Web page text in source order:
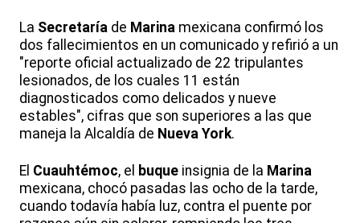
La Secretaría de Marina mexicana confirmó los
dos fallecimientos en un comunicado y refirió a un
"reporte oficial actualizado de 22 tripulantes
lesionados, de los cuales 11 están
diagnosticados como delicados y nueve
estables", cifras que son superiores a las que
maneja la Alcaldía de Nueva York.
El Cuauhtémoc, el buque insignia de la Marina
mexicana, chocó pasadas las ocho de la tarde,
cuando todavía había luz, contra el puente por